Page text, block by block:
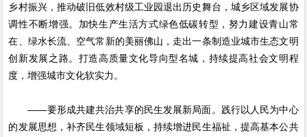
乡村振兴，推动破旧低效村级工业园退出历史舞台，城乡区域发展协
调性不断增强。加快生产生活方式绿色低碳转型，努力建设青山常
在、绿水长流、空气常新的美丽佛山，走出一条制造业城市生态文明
创新发展之路。打造高质量文化导向型名城，持续提高社会文明程
度，增强城市文化软实力。
——要形成共建共治共享的民生发展新局面。践行以人民为中心
的发展思想，补齐民生领域短板，持续增进民生福祉，提高基本公共